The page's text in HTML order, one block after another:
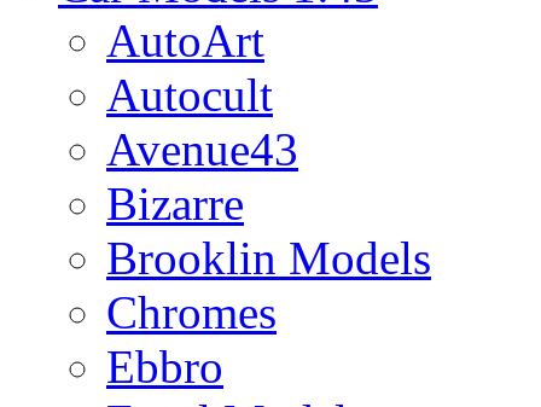
AutoArt
Autocult
Avenue43
Bizarre
Brooklin Models
Chromes
Ebbro